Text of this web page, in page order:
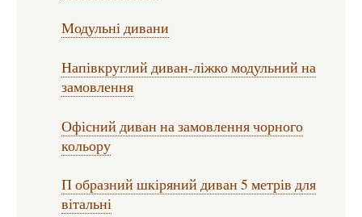
Модульні дивани
Напівкруглий диван-ліжко модульний на
замовлення
Офісний диван на замовлення чорного
кольору
П образний шкіряний диван 5 метрів для
вітальні